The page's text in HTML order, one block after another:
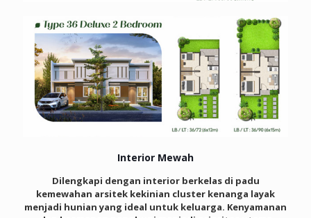
Interior Mewah
Dilengkapi dengan interior berkelas di padu
kemewahan arsitek kekinian cluster kenanga layak
menjadi hunian yang ideal untuk keluarga. Kenyamanan